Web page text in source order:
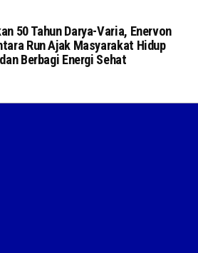
50 Tahun Darya-Varia, Enervon
Run Ajak Masyarakat Hidup
Berbagi Energi Sehat